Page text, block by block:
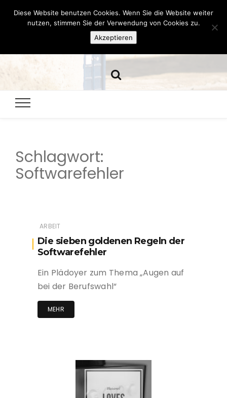
Hazamelistan
Schlagwort:
Softwarefehler
ARBEIT
Die sieben goldenen Regeln der
Softwarefehler
Ein Plädoyer zum Thema „Augen auf
bei der Berufswahl“
MEHR
Diese Website benutzen Cookies. Wenn Sie die Website weiter
nutzen, stimmen Sie der Verwendung von Cookies zu.
Akzeptieren